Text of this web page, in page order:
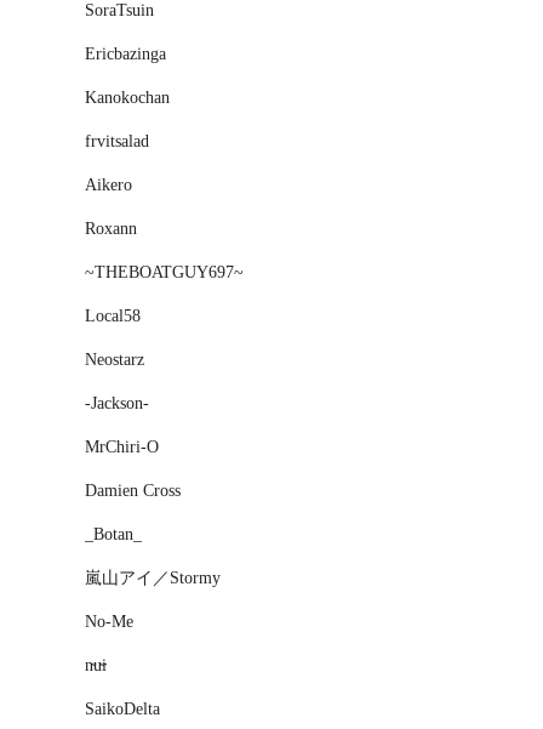
SoraTsuin
Ericbazinga
Kanokochan
frvitsalad
Aikero
Roxann
~THEBOATGUY697~
Local58
Neostarz
-Jackson-
MrChiri-O
Damien Cross
_Botan_
嵐山アイ／Stormy
No-Me
n̴u̴i̴
SaikoDelta